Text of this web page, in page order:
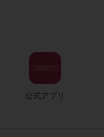
公式アプリ